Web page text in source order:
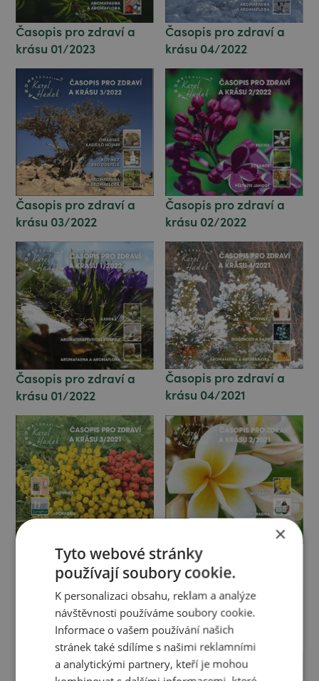
Časopis pro zdraví a
krásu 01/2023
Časopis pro zdraví a
krásu 04/2022
Časopis pro zdraví a
krásu 03/2022
Časopis pro zdraví a
krásu 02/2022
Časopis pro zdraví a
krásu 01/2022
Časopis pro zdraví a
krásu 04/2021
Časopis pro zdraví a
krásu 03/2021
Časopis pro zdraví a
krásu 02/2021
×
Tyto webové stránky
používají soubory cookie.
K personalizaci obsahu, reklam a analýze
návštěvnosti používáme soubory cookie.
Informace o vašem používání našich
stránek také sdílíme s našimi reklamními
a analytickými partnery, kteří je mohou